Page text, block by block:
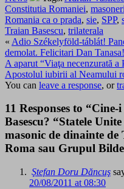
Constitutia Romaniei,
Romania ca o prada, sie, SPP,
Traian Basescu, trilaterala
« Adio Székelyföld-táblát!
demolat. Felicitari Dan Tanasa!
A aparut “Viaţa necenzurată
Apostolul iubirii al Neamului
You can leave a response, or
11 Responses to
Basescu? “Statele
masonic de dinainte
Roma sau Grupul
Ştefan Doru Dăncuş
20/08/2011 at 08:30